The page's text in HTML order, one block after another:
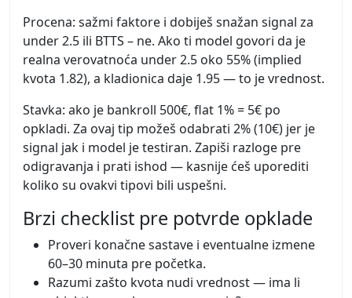
Procena: sažmi faktore i dobiješ snažan signal za
under 2.5 ili BTTS – ne. Ako ti model govori da je
realna verovatnoća under 2.5 oko 55% (implied
kvota 1.82), a kladionica daje 1.95 — to je vrednost.
Stavka: ako je bankroll 500€, flat 1% = 5€ po
opkladi. Za ovaj tip možeš odabrati 2% (10€) jer je
signal jak i model je testiran. Zapiši razloge pre
odigravanja i prati ishod — kasnije ćeš uporediti
koliko su ovakvi tipovi bili uspešni.
Brzi checklist pre potvrde opklade
Proveri konačne sastave i eventualne izmene
60–30 minuta pre početka.
Razumi zašto kvota nudi vrednost — ima li